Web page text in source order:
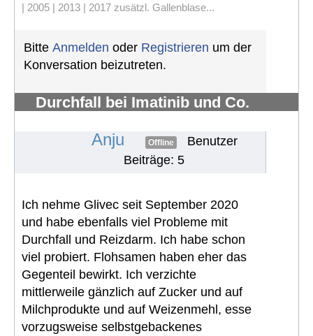
| 2005 | 2013 | 2017 zusätzl. Gallenblase...
Bitte Anmelden oder Registrieren um der
Konversation beizutreten.
Durchfall bei Imatinib und Co.
Anju Offline
Benutzer
Beiträge: 5
Ich nehme Glivec seit September 2020
und habe ebenfalls viel Probleme mit
Durchfall und Reizdarm. Ich habe schon
viel probiert. Flohsamen haben eher das
Gegenteil bewirkt. Ich verzichte
mittlerweile gänzlich auf Zucker und auf
Milchprodukte und auf Weizenmehl, esse
vorzugsweise selbstgebackenes